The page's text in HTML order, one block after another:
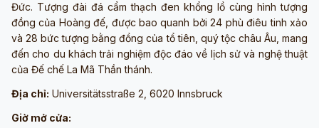
Đức. Tượng đài đá cẩm thạch đen khổng lồ cùng hình tượng
đồng của Hoàng đế, được bao quanh bởi 24 phù điêu tinh xảo
và 28 bức tượng bằng đồng của tổ tiên, quý tộc châu Âu, mang
đến cho du khách trải nghiệm độc đáo về lịch sử và nghệ thuật
của Đế chế La Mã Thần thánh.
Địa chỉ: Universitätsstraße 2, 6020 Innsbruck
Giờ mở cửa: